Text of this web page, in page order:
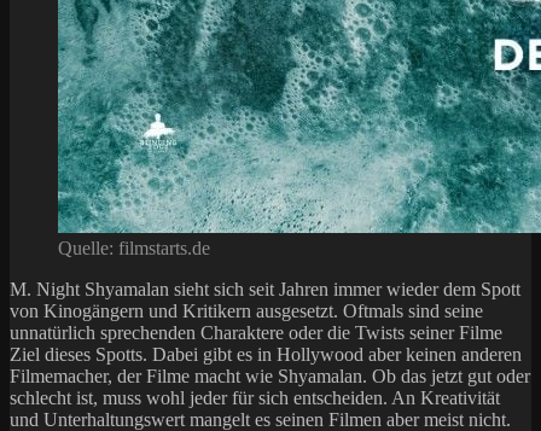
Quelle: filmstarts.de
M. Night Shyamalan sieht sich seit Jahren immer wieder dem Spott
von Kinogängern und Kritikern ausgesetzt. Oftmals sind seine
unnatürlich sprechenden Charaktere oder die Twists seiner Filme
Ziel dieses Spotts. Dabei gibt es in Hollywood aber keinen anderen
Filmemacher, der Filme macht wie Shyamalan. Ob das jetzt gut oder
schlecht ist, muss wohl jeder für sich entscheiden. An Kreativität
und Unterhaltungswert mangelt es seinen Filmen aber meist nicht.